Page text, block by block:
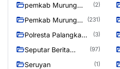
pemkab Murung
(2)
Pemkab Murung
(231)
Polresta Palangka
(3)
Seputar Berita
(97)
Seruyan (1)